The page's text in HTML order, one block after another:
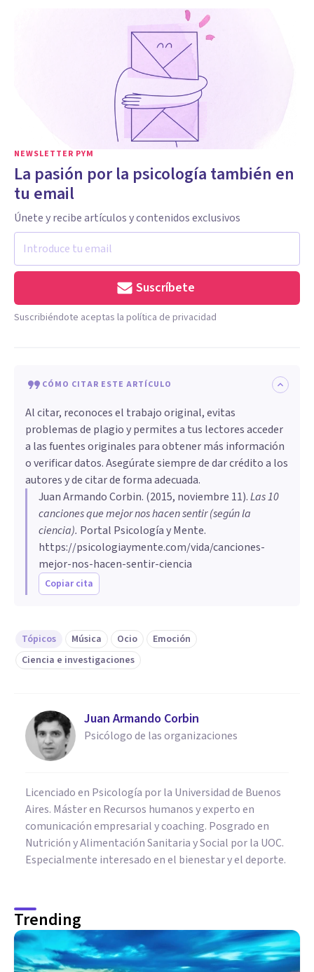
NEWSLETTER PYM
La pasión por la psicología también en
tu email
Únete y recibe artículos y contenidos exclusivos
Suscríbete
Suscribiéndote aceptas la política de privacidad
CÓMO CITAR ESTE ARTÍCULO
Al citar, reconoces el trabajo original, evitas
problemas de plagio y permites a tus lectores acceder
a las fuentes originales para obtener más información
o verificar datos. Asegúrate siempre de dar crédito a los
autores y de citar de forma adecuada.
Juan Armando Corbin. (2015, noviembre 11).​Las 10
canciones que mejor nos hacen sentir (según la
ciencia). Portal Psicología y Mente.
https://psicologiaymente.com/vida/canciones-
mejor-nos-hacen-sentir-ciencia
Copiar cita
Tópicos Música Ocio
Emoción
Ciencia e investigaciones
Juan Armando Corbin
Psicólogo de las organizaciones
Licenciado en Psicología por la Universidad de Buenos
Aires. Máster en Recursos humanos y experto en
comunicación empresarial y coaching. Posgrado en
Nutrición y Alimentación Sanitaria y Social por la UOC.
Especialmente interesado en el bienestar y el deporte.
Trending